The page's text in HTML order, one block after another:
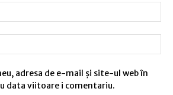
adresa de e-mail și site-ul web în
data viitoare i comentariu.